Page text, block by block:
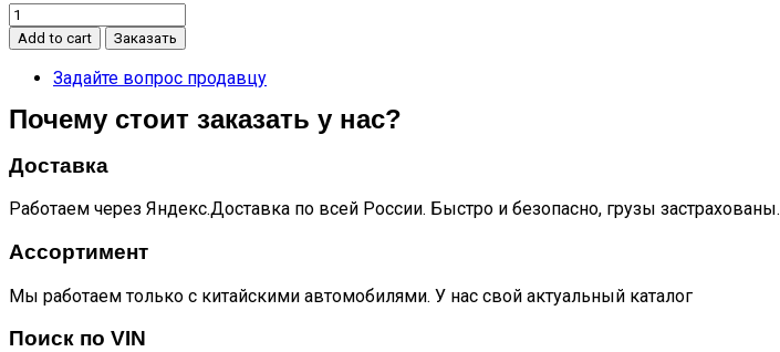
Домкрат
CS75
quantity
Add to cart Заказать
Задайте вопрос продавцу
Почему стоит заказать у нас?
Доставка
Работаем через Яндекс.Доставка по всей России. Быстро и безопасно, грузы застрахованы.
Ассортимент
Мы работаем только с китайскими автомобилями. У нас свой актуальный каталог
Поиск по VIN